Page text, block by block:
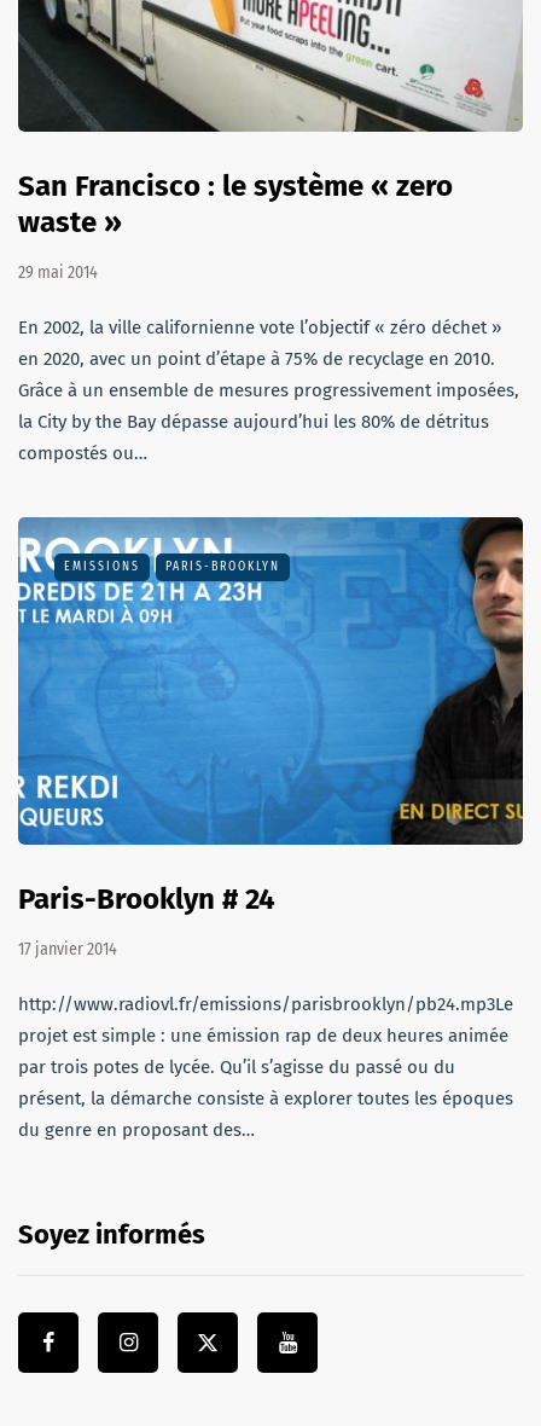
San Francisco : le système « zero
waste »
29 mai 2014
En 2002, la ville californienne vote l’objectif « zéro déchet »
en 2020, avec un point d’étape à 75% de recyclage en 2010.
Grâce à un ensemble de mesures progressivement imposées,
la City by the Bay dépasse aujourd’hui les 80% de détritus
compostés ou…
EMISSIONS PARIS-BROOKLYN
Paris-Brooklyn # 24
17 janvier 2014
http://www.radiovl.fr/emissions/parisbrooklyn/pb24.mp3Le
projet est simple : une émission rap de deux heures animée
par trois potes de lycée. Qu’il s’agisse du passé ou du
présent, la démarche consiste à explorer toutes les époques
du genre en proposant des…
Soyez informés